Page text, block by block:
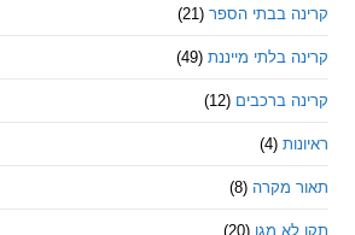
בבתי הספר (21)
מייננת (49)
ברכבים (12)
(8)
מגן (20)